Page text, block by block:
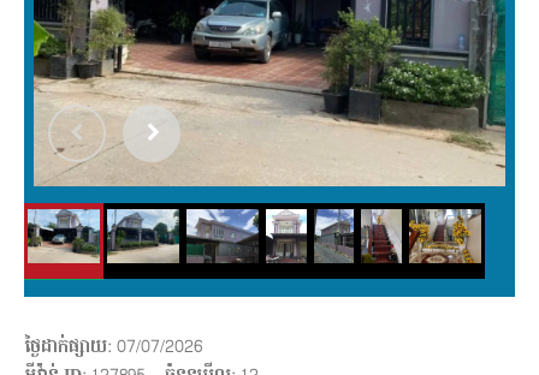
ថ្ងៃដាក់ផ្សាយ: 07/07/2026